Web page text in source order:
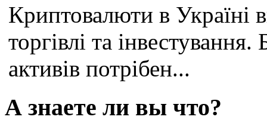
Криптовалюти в Україні
торгівлі та
активів потрібен...
А знаете ли вы что?